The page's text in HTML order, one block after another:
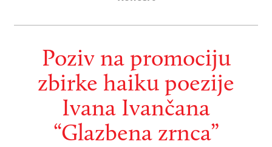
Poziv na promociju
zbirke haiku poezije
Ivana Ivančana
“Glazbena zrnca”